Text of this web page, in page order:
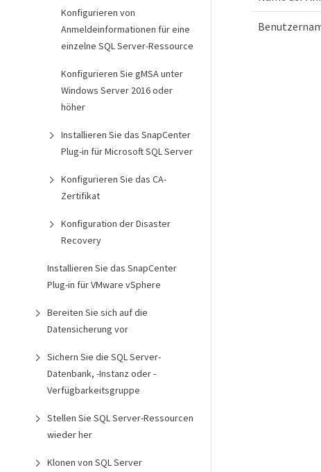
Konfigurieren von
Anmeldeinformationen für eine
einzelne SQL Server-Ressource
Konfigurieren Sie gMSA unter
Windows Server 2016 oder
höher
Installieren Sie das SnapCenter
Plug-in für Microsoft SQL Server
Konfigurieren Sie das CA-
Zertifikat
Konfiguration der Disaster
Recovery
Installieren Sie das SnapCenter
Plug-in für VMware vSphere
Bereiten Sie sich auf die
Datensicherung vor
Sichern Sie die SQL Server-
Datenbank, -Instanz oder -
Verfügbarkeitsgruppe
Stellen Sie SQL Server-Ressourcen
wieder her
Klonen von SQL Server